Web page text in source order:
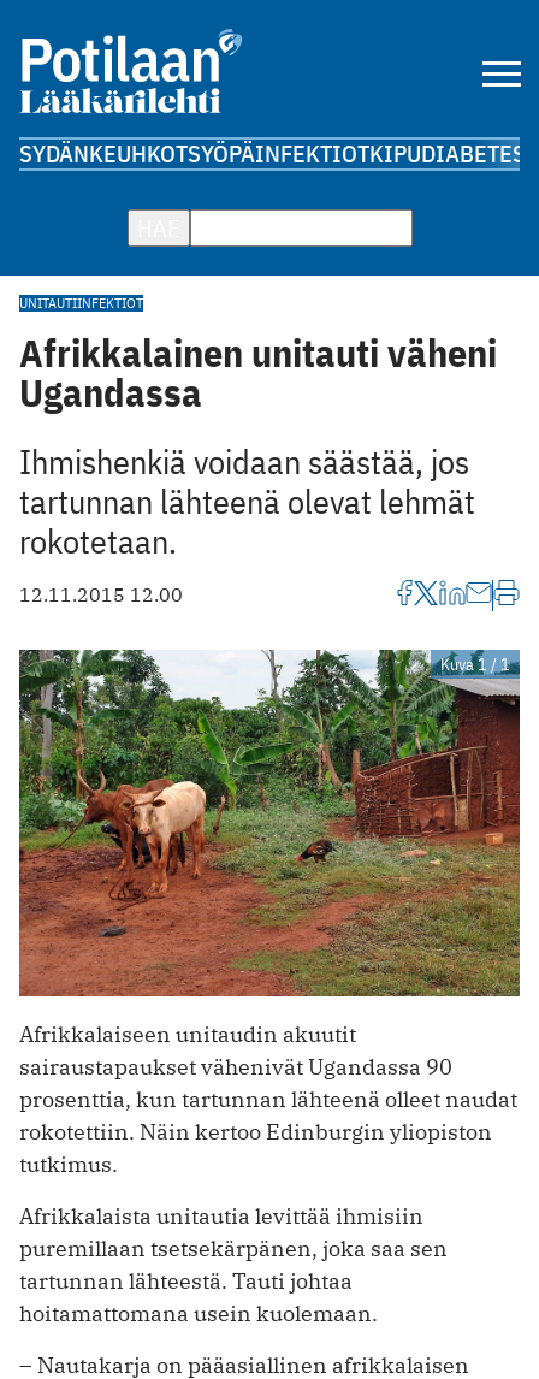
SYDÄNKEUHKOTSYÖPÄINFEKTIOTKIPUDIABETES
UNITAUTIINFEKTIOT
Afrikkalainen unitauti väheni
Ugandassa
Ihmishenkiä voidaan säästää, jos
tartunnan lähteenä olevat lehmät
rokotetaan.
12.11.2015 12.00
Kuva 1 / 1
Afrikkalaiseen unitaudin akuutit
sairaustapaukset vähenivät Ugandassa 90
prosenttia, kun tartunnan lähteenä olleet naudat
rokotettiin. Näin kertoo Edinburgin yliopiston
tutkimus.
Afrikkalaista unitautia levittää ihmisiin
puremillaan tsetsekärpänen, joka saa sen
tartunnan lähteestä. Tauti johtaa
hoitamattomana usein kuolemaan.
– Nautakarja on pääasiallinen afrikkalaisen